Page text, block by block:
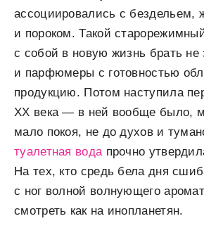
ассоциировались с бездельем,
и пороком. Такой
с собой в новую жизнь брать
и парфюмеры с готовностью
продукцию. Потом наступила
ХХ века — в ней вообще было,
мало покоя, не до духов и
туалетная водапрочно
На тех, кто средь бела дня
с ног волной волнующего
смотреть как на инопланетян.